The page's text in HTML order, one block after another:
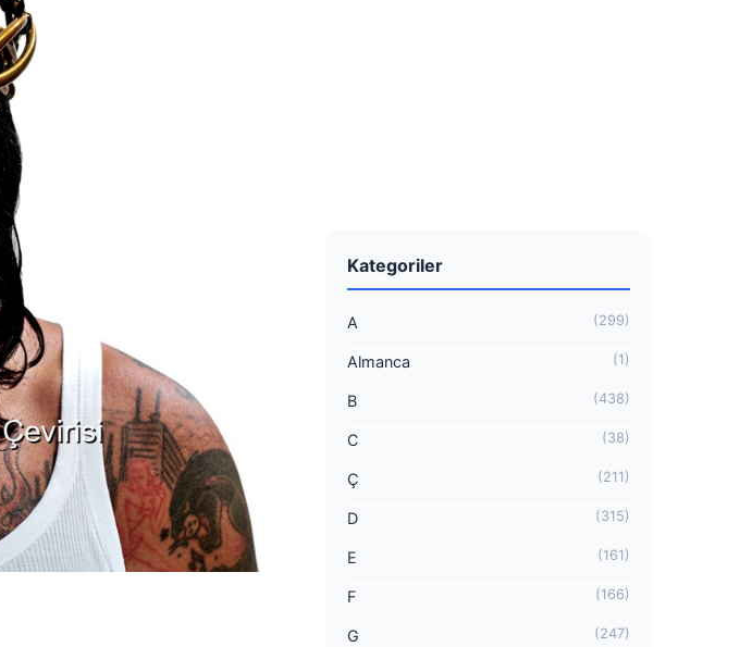
Kategoriler
A (299)
Almanca (1)
B (438)
C (38)
Ç (211)
D (315)
E (161)
F (166)
G (247)